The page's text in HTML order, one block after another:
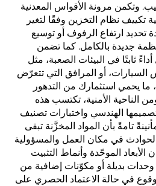
وتكمن مرونة الأقواس المعدنية
تكييف نظام التخزين وفقًا لتغير
تحديد ارتفاع الرفوف أو توسيع
جديدة بالكامل. كما تضمن
ثابتًا في البيئات الصعبة، مثل
أو المرافق التي تتعرّض
ما يحمي استثمارك من التدهور
الناحية الأمنية، تكتسب هذه
تصميمها الهندسي واختبارات تصنيف
تامةً بأن المواد المخزَّنة تبقى
في مكان العمل والمسؤولية
الأبعاد الموحّدة وأنماط التثبيت
وحدات بديلة أو مكوّنات إضافية من
في حالة الاعتماد الحصري على